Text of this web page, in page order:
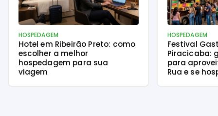
HOSPEDAGEM
Hotel em Ribeirão Preto: como
escolher a melhor
hospedagem para sua
viagem
HOSPEDAGEM
Festival
Piracicaba:
para
Rua e se